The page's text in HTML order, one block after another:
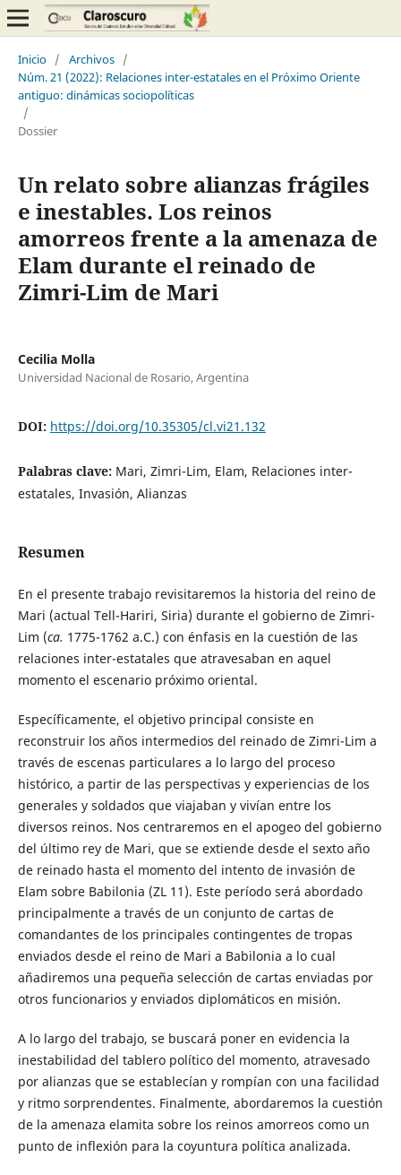
Inicio / Archivos /
Núm. 21 (2022): Relaciones inter-estatales en el Próximo Oriente
antiguo: dinámicas sociopolíticas
/
Dossier
Un relato sobre alianzas frágiles
e inestables. Los reinos
amorreos frente a la amenaza de
Elam durante el reinado de
Zimri-Lim de Mari
Cecilia Molla
Universidad Nacional de Rosario, Argentina
DOI: https://doi.org/10.35305/cl.vi21.132
Palabras clave: Mari, Zimri-Lim, Elam, Relaciones inter-
estatales, Invasión, Alianzas
Resumen
En el presente trabajo revisitaremos la historia del reino de
Mari (actual Tell-Hariri, Siria) durante el gobierno de Zimri-
Lim (ca. 1775-1762 a.C.) con énfasis en la cuestión de las
relaciones inter-estatales que atravesaban en aquel
momento el escenario próximo oriental.
Específicamente, el objetivo principal consiste en
reconstruir los años intermedios del reinado de Zimri-Lim a
través de escenas particulares a lo largo del proceso
histórico, a partir de las perspectivas y experiencias de los
generales y soldados que viajaban y vivían entre los
diversos reinos. Nos centraremos en el apogeo del gobierno
del último rey de Mari, que se extiende desde el sexto año
de reinado hasta el momento del intento de invasión de
Elam sobre Babilonia (ZL 11). Este período será abordado
principalmente a través de un conjunto de cartas de
comandantes de los principales contingentes de tropas
enviados desde el reino de Mari a Babilonia a lo cual
añadiremos una pequeña selección de cartas enviadas por
otros funcionarios y enviados diplomáticos en misión.
A lo largo del trabajo, se buscará poner en evidencia la
inestabilidad del tablero político del momento, atravesado
por alianzas que se establecían y rompían con una facilidad
y ritmo sorprendentes. Finalmente, abordaremos la cuestión
de la amenaza elamita sobre los reinos amorreos como un
punto de inflexión para la coyuntura política analizada.